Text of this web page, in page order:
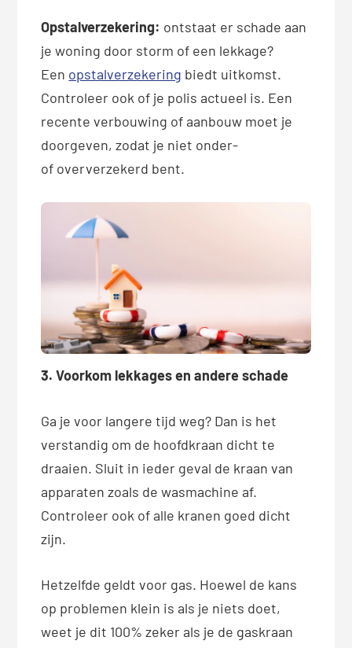
Opstalverzekering: ontstaat er schade aan
je woning door storm of een lekkage?
Een opstalverzekering biedt uitkomst.
Controleer ook of je polis actueel is. Een
recente verbouwing of aanbouw moet je
doorgeven, zodat je niet onder-
of oververzekerd bent.
3. Voorkom lekkages en andere schade
Ga je voor langere tijd weg? Dan is het
verstandig om de hoofdkraan dicht te
draaien. Sluit in ieder geval de kraan van
apparaten zoals de wasmachine af.
Controleer ook of alle kranen goed dicht
zijn.
Hetzelfde geldt voor gas. Hoewel de kans
op problemen klein is als je niets doet,
weet je dit 100% zeker als je de gaskraan